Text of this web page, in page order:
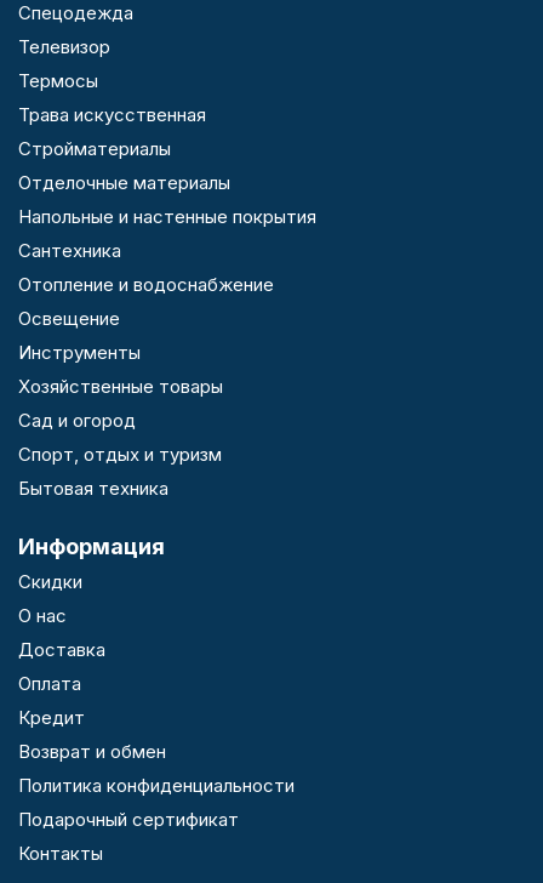
Спецодежда
Телевизор
Термосы
Трава искусственная
Стройматериалы
Отделочные материалы
Напольные и настенные покрытия
Сантехника
Отопление и водоснабжение
Освещение
Инструменты
Хозяйственные товары
Сад и огород
Спорт, отдых и туризм
Бытовая техника
Информация
Скидки
О нас
Доставка
Оплата
Кредит
Возврат и обмен
Политика конфиденциальности
Подарочный сертификат
Контакты